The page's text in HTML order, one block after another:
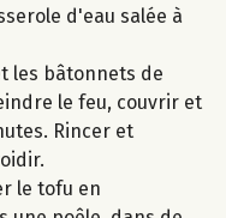
d'eau salée à
les bâtonnets de
le feu, couvrir et
Rincer et
le tofu en